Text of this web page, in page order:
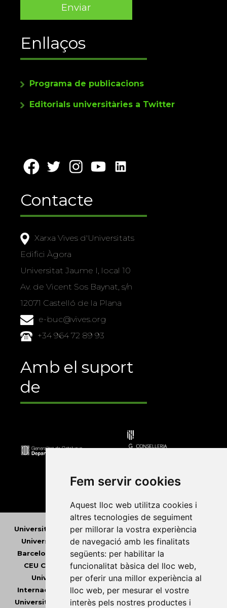
Fem servir cookies
Aquest lloc web utilitza cookies i
altres tecnologies de seguiment
per millorar la vostra experiència
de navegació amb les finalitats
següents: per habilitar la
funcionalitat bàsica del lloc web,
per oferir una millor experiència al
lloc web, per mesurar el vostre
interès pels nostres productes i
Enllaços
Programa de publicacions
Editorials universitàries a Twitter
Contacte
Xarxa Vives d'Universitats
Edifici Àgora
Universitat Jaume I, local 10
Av. de Vicent Sos Baynat, s/n
12071 Castelló de la Plana
e-buc@vives.org
+34 964 72 89 93
Amb el suport
de
Universitat Abat Oliba CEU • Universitat d'Alacant
Universitat d'Andorra•Universitat Autònoma de
Barcelona
Universitat de Barcelona •
CEU Cardenal Herrera•Universitat de Girona
Universitat de les Illes Balears•Universitat
Internacional de Catalunya•Universitat Jaume I
Universitat de Lleida•Universitat Miguel Hernández